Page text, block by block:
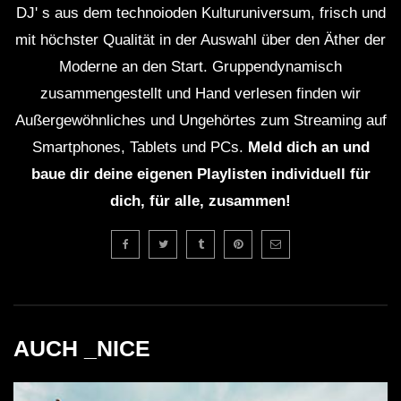
Zusätzliche visuelle Attraktionen, einschließlich
Lichtshows und Bühnenperformances, werden die
gesamte Erfahrung abrunden.
Kritische Analyse
Obwohl die Erwartungen an das Event immens sind,
gibt es auch kritische Überlegungen. Die House-
relevant zu bleiben. Die Frage, ob Lexlay und Claptone
Raum. Außerdem könnte die hohe Technologie in der 4K
DJ' s aus dem technoioden Kulturuniversum, frisch und
mit höchster Qualität in der Auswahl über den Äther der
Moderne an den Start. Gruppendynamisch
zusammengestellt und Hand verlesen finden wir
Außergewöhnliches und Ungehörtes zum Streaming auf
Smartphones, Tablets und PCs. Meld dich an und
baue dir deine eigenen Playlisten individuell für
dich, für alle, zusammen!
AUCH _NICE